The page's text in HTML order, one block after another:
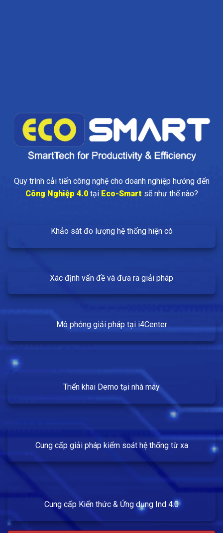
Quy trình cải tiến công nghệ cho doanh nghiệp hướng đến
Công Nghiệp 4.0tại Eco-Smart sẽ như thế nào?
Khảo sát đo lượng hệ thống hiện có
Xác định vấn đề và đưa ra giải pháp
Mô phỏng giải pháp tại i4Center
Triển khai Demo tại nhà máy
Cung cấp giải pháp kiểm soát hệ thống từ xa
Cung cấp Kiến thức & Ứng dụng Ind 4.0